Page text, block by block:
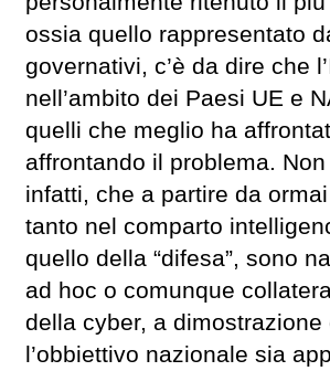
ossia quello rappresentato
governativi, c’è da dire che
nell’ambito dei Paesi UE e
quelli che meglio ha
affrontando il problema.
infatti, che a partire da
tanto nel comparto
quello della “difesa”, sono
ad hoc o comunque
della cyber, a dimostrazione
l’obbiettivo nazionale sia